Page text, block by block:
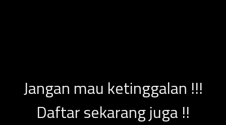
Jangan mau ketinggalan !!!
Daftar sekarang juga !!